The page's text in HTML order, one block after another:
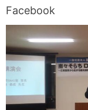
Facebook